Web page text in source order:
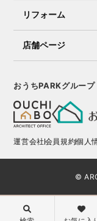
リフォーム
店舗ページ
おうちPARKグループ
運営会社会員規約個人
©